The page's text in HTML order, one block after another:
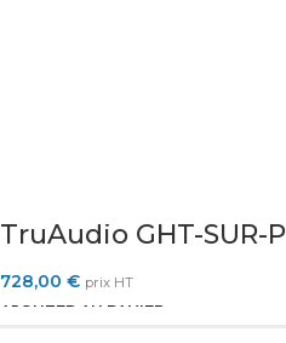
TruAudio GHT-SUR-P
728,00 € prix HT
AJOUTER AU PANIER